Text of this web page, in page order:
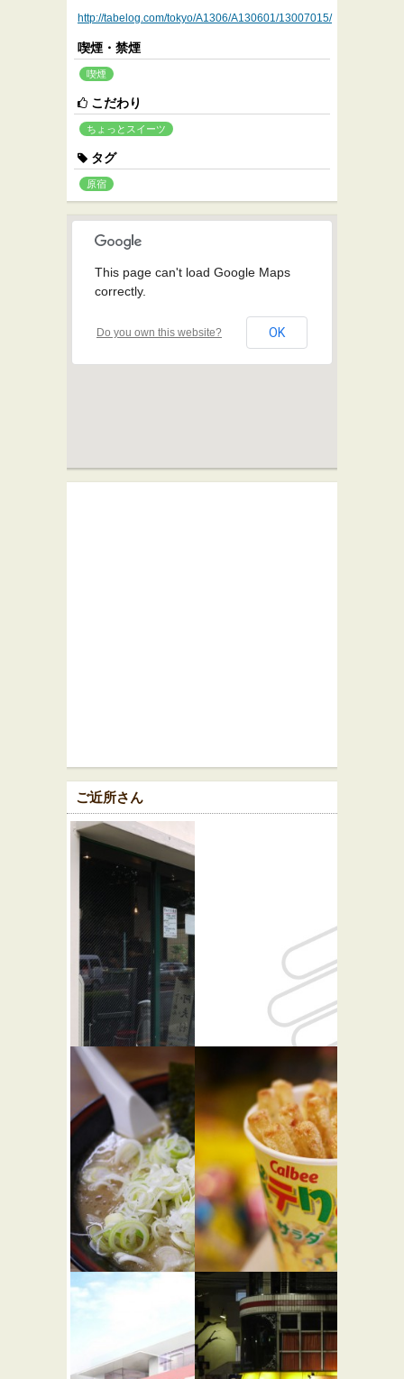
http://tabelog.com/tokyo/A1306/A130601/13007015/
喫煙・禁煙
喫煙
こだわり
ちょっとスイーツ
タグ
原宿
This page can't load Google Maps
correctly.
Do you own this website? OK
ご近所さん
AFURI 原
宿
★☆☆
らーめん屋
みのりん
ご
カレー屋
宿店
カルビー
プラス 原